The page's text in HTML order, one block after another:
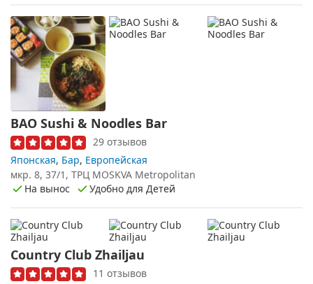
BAO Sushi & Noodles Bar
29 отзывов
Японская, Бар, Европейская
мкр. 8, 37/1, ТРЦ MOSKVA Metropolitan
На вынос
Удобно для Детей
Country Club Zhailjau
11 отзывов